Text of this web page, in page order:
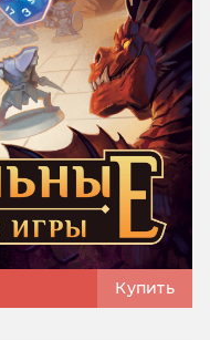
Купить